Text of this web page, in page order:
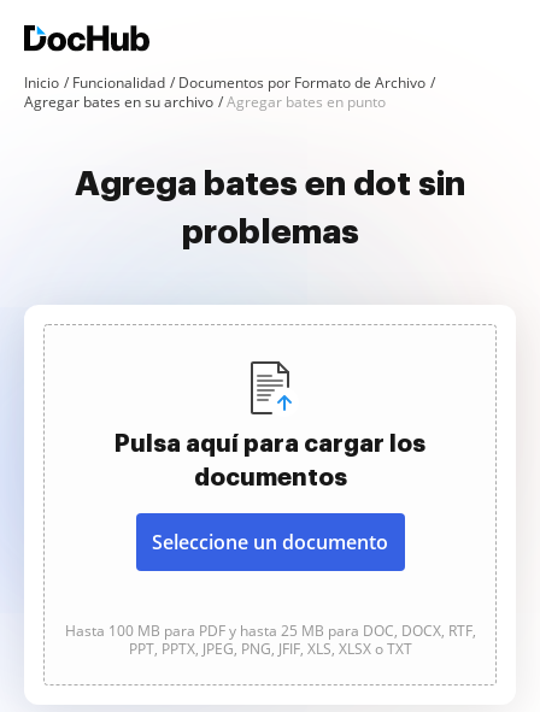
Inicio Funcionalidad
Documentos por Formato de Archivo
Agregar bates en su archivo
Agregar bates en punto
Agrega bates en dot sin
problemas
Pulsa aquí para cargar los
documentos
Seleccione un documento
Hasta 100 MB para PDF y hasta 25 MB para DOC, DOCX, RTF,
PPT, PPTX, JPEG, PNG, JFIF, XLS, XLSX o TXT